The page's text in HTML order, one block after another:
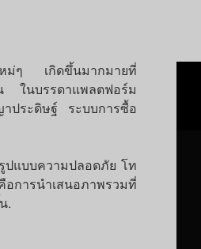
หม่ๆ เกิดขึ้นมากมายที่
ในบรรดาแพลตฟอร์ม
าประดิษฐ์ ระบบการซื้อ
ปแบบความปลอดภัย โท
อการนำเสนอภาพรวมที่
.